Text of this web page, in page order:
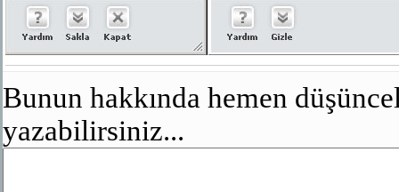
Bunun hakkında hemen
yazabilirsiniz...